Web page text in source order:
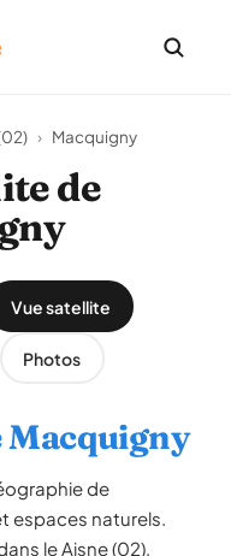
› Macquigny
de
Vue satellite
Photos
Macquigny
de
espaces naturels.
le Aisne (02),